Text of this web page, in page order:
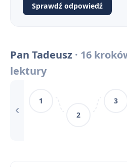
Sprawdź odpowiedź
Pan Tadeusz · 16
lektury
1
2
3
10
12